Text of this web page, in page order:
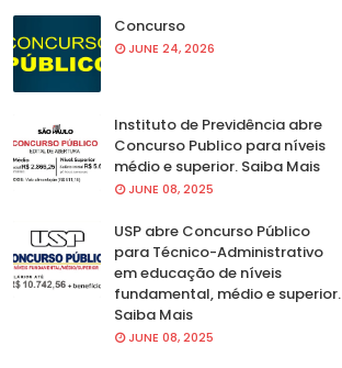
Concurso
JUNE 24, 2026
Instituto de Previdência abre
Concurso Publico para níveis
médio e superior. Saiba Mais
JUNE 08, 2025
USP abre Concurso Público
para Técnico-Administrativo
em educação de níveis
fundamental, médio e superior.
Saiba Mais
JUNE 08, 2025